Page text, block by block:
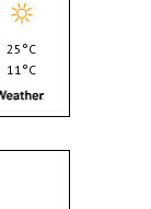
25°C
11°C